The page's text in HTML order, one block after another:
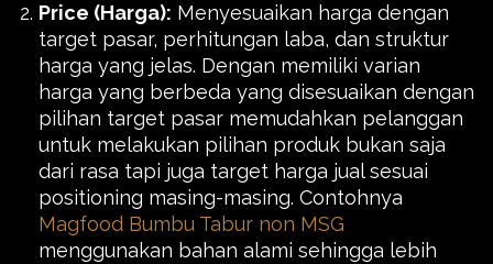
Price (Harga): Menyesuaikan harga dengan
target pasar, perhitungan laba, dan struktur
harga yang jelas. Dengan memiliki varian
harga yang berbeda yang disesuaikan dengan
pilihan target pasar memudahkan pelanggan
untuk melakukan pilihan produk bukan saja
dari rasa tapi juga target harga jual sesuai
positioning masing-masing. Contohnya
Magfood Bumbu Tabur non MSG
menggunakan bahan alami sehingga lebih